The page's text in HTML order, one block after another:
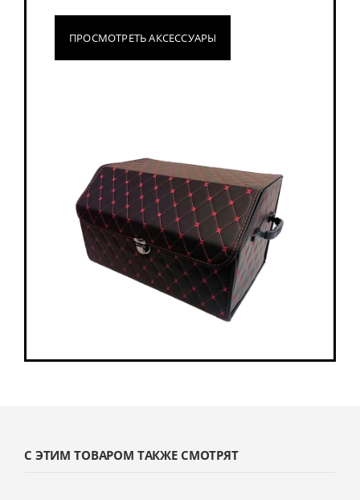
ПРОСМОТРЕТЬ АКСЕССУАРЫ
С ЭТИМ ТОВАРОМ ТАКЖЕ СМОТРЯТ